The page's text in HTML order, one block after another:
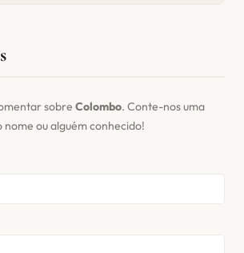
sobre Colombo. Conte-nos uma
nome ou alguém conhecido!